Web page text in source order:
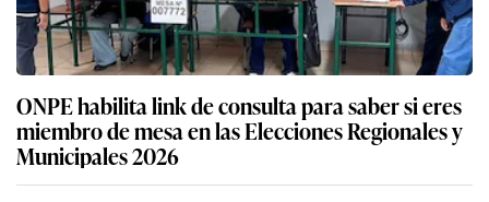
ONPE habilita link de consulta para saber si eres
miembro de mesa en las Elecciones Regionales y
Municipales 2026